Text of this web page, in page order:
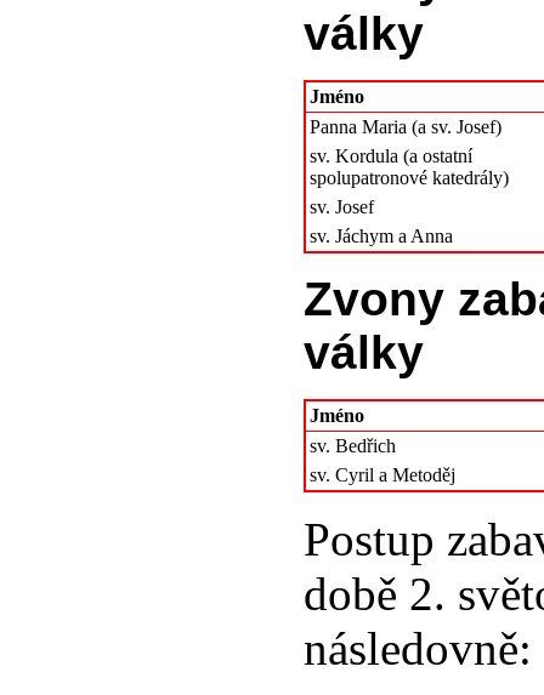
války
Jméno
Panna Maria (a sv. Josef)
sv. Kordula (a ostatní
spolupatronové katedrály)
sv. Josef
sv. Jáchym a Anna
Zvony
války
Jméno
sv. Bedřich
sv. Cyril a Metoděj
Postup
době 2.
následovně: